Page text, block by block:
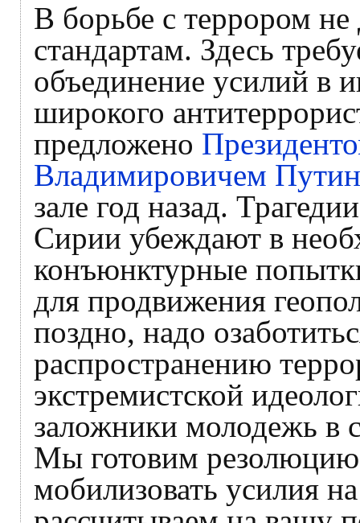
В борьбе с террором
стандартам. Здесь
объединение усилий в
широкого
предложено
Владимировичем
зале год назад.
Сирии убеждают в
конъюнктурные
для продвижения
поздно, надо
распространению
экстремистской
заложники молодежь в
Мы готовим
мобилизовать усилия